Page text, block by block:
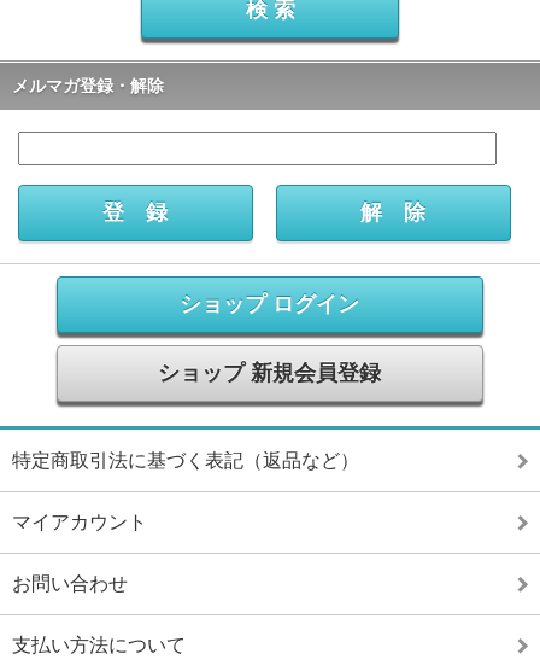
メルマガ登録・解除
ショップ ログイン
ショップ 新規会員登録
特定商取引法に基づく表記（返品など）
マイアカウント
お問い合わせ
支払い方法について